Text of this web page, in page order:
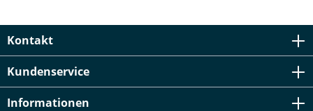
Kontakt
Kundenservice
Informationen